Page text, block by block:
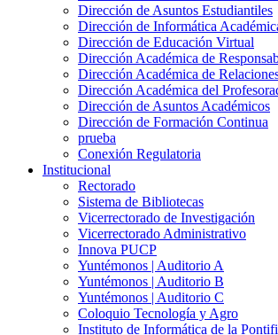
Dirección de Asuntos Estudiantiles
Dirección de Informática
Dirección de Educación Virtual
Dirección Académica de
Dirección Académica de
Dirección Académica del
Dirección de Asuntos Académicos
Dirección de Formación Continua
prueba
Conexión Regulatoria
Institucional
Rectorado
Sistema de Bibliotecas
Vicerrectorado de Investigación
Vicerrectorado Administrativo
Innova PUCP
Yuntémonos | Auditorio A
Yuntémonos | Auditorio B
Yuntémonos | Auditorio C
Coloquio Tecnología y Agro
Instituto de Informática de la